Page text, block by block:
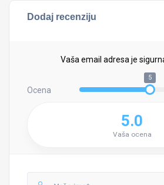
Dodaj recenziju
Vaša email adresa je
Ocena
5
5.0
Vaša ocena